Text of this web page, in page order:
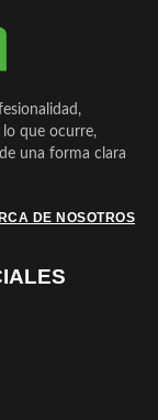
lo que ocurre,
una forma clara
DE NOSOTROS